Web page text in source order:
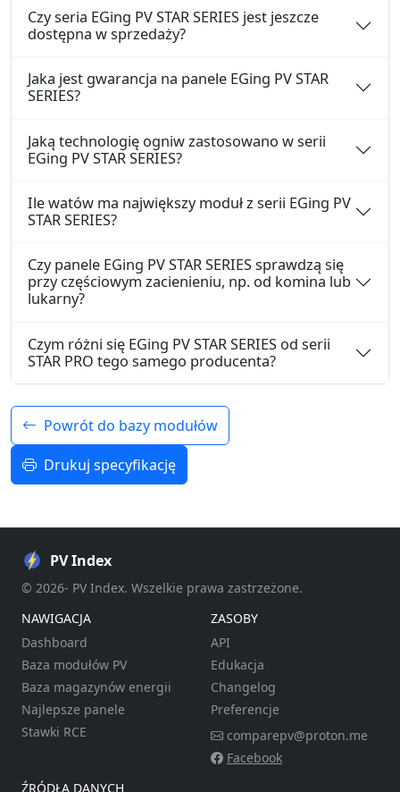
Czy seria EGing PV STAR SERIES jest jeszcze
dostępna w sprzedaży?
Jaka jest gwarancja na panele EGing PV STAR
SERIES?
Jaką technologię ogniw zastosowano w serii
EGing PV STAR SERIES?
Ile watów ma największy moduł z serii EGing PV
STAR SERIES?
Czy panele EGing PV STAR SERIES sprawdzą się
przy częściowym zacienieniu, np. od komina lub
lukarny?
Czym różni się EGing PV STAR SERIES od serii
STAR PRO tego samego producenta?
Powrót do bazy modułów
Drukuj specyfikację
PV Index
© 2026- PV Index. Wszelkie prawa zastrzeżone.
NAWIGACJA
Dashboard
Baza modułów PV
Baza magazynów energii
Najlepsze panele
Stawki RCE
ZASOBY
API
Edukacja
Changelog
Preferencje
comparepv@proton.me
Facebook
ŹRÓDŁA DANYCH